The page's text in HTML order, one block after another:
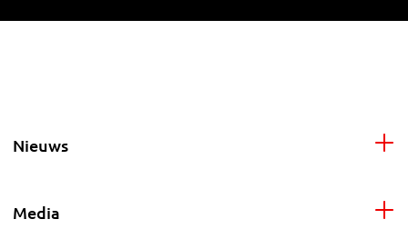
Nieuws
Media